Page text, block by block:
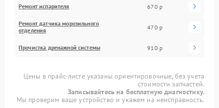
Ремонт испарителя 670 р
Ремонт датчика морозильного
отделения
470 р
Прочистка дренажной системы 910 р
Цены в прайс-листе указаны ориентировочные, без учета
стоимости запчастей.
Записывайтесь на бесплатную диагностику.
Мы проверим ваше устройство и укажем на неисправность.